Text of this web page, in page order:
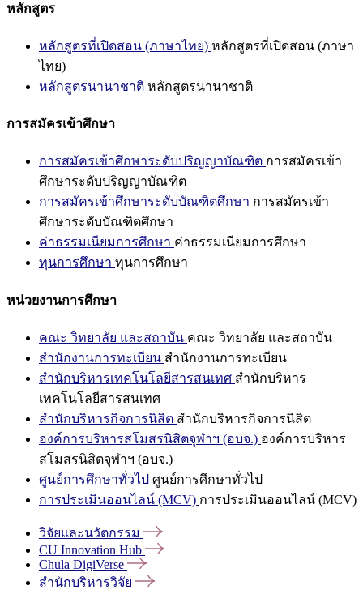
หลักสูตร
หลักสูตรที่เปิดสอน (ภาษาไทย) หลักสูตรที่เปิดสอน (ภาษา
ไทย)
หลักสูตรนานาชาติ หลักสูตรนานาชาติ
การสมัครเข้าศึกษา
การสมัครเข้าศึกษาระดับปริญญาบัณฑิต การสมัครเข้า
ศึกษาระดับปริญญาบัณฑิต
การสมัครเข้าศึกษาระดับบัณฑิตศึกษา การสมัครเข้า
ศึกษาระดับบัณฑิตศึกษา
ค่าธรรมเนียมการศึกษา ค่าธรรมเนียมการศึกษา
ทุนการศึกษา ทุนการศึกษา
หน่วยงานการศึกษา
คณะ วิทยาลัย และสถาบัน คณะ วิทยาลัย และสถาบัน
สำนักงานการทะเบียน สำนักงานการทะเบียน
สำนักบริหารเทคโนโลยีสารสนเทศ สำนักบริหาร
เทคโนโลยีสารสนเทศ
สำนักบริหารกิจการนิสิต สำนักบริหารกิจการนิสิต
องค์การบริหารสโมสรนิสิตจุฬาฯ (อบจ.) องค์การบริหาร
สโมสรนิสิตจุฬาฯ (อบจ.)
ศูนย์การศึกษาทั่วไป ศูนย์การศึกษาทั่วไป
การประเมินออนไลน์ (MCV) การประเมินออนไลน์ (MCV)
วิจัยและนวัตกรรม
CU Innovation Hub
Chula DigiVerse
สำนักบริหารวิจัย